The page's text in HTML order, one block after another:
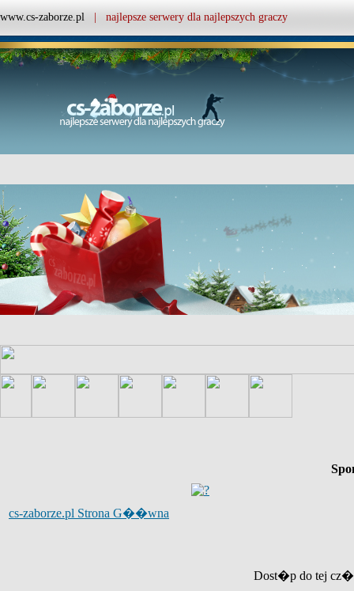
www.cs-zaborze.pl | najlepsze serwery dla najlepszych graczy
cs-zaborze.pl Strona G��wna
Dost�p do tej